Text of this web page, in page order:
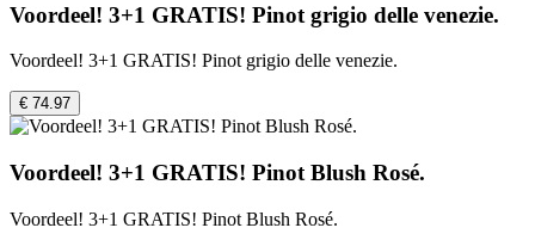
Voordeel! 3+1 GRATIS! Pinot grigio delle venezie.
Voordeel! 3+1 GRATIS! Pinot grigio delle venezie.
€ 74.97
Voordeel! 3+1 GRATIS! Pinot Blush Rosé.
Voordeel! 3+1 GRATIS! Pinot Blush Rosé.